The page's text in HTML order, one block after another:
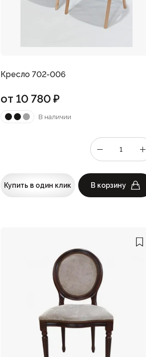
Кресло 702-006
от 10 780₽
В наличии
Купить в один клик В корзину